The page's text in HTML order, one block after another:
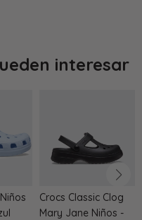
interesar
Crocs Classic Clog
Mary Jane Niños -